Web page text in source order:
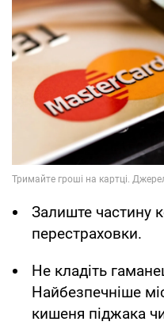
Залиште частину
перестраховки.
Не кладіть
Найбезпечніше
кишеня піджака